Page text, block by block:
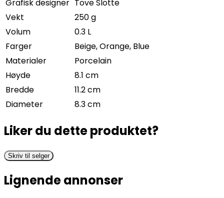
Grafisk designer Tove Slotte
Vekt
250 g
Volum
0.3 L
Farger
Beige, Orange, Blue
Materialer
Porcelain
Høyde
8.1 cm
Bredde
11.2 cm
Diameter
8.3 cm
Liker du dette produktet?
Skriv til selger
Lignende annonser